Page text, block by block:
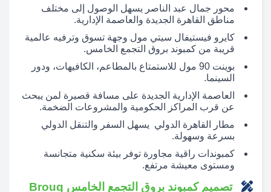
محور جمال عبد الناصر يسهل الوصول إلى مختلف
مناطق القاهرة الجديدة والعاصمة الإدارية.
كايرو فيستيفال سيتي مول وجهة تسوق وترفيه عالمية
قريبة من كمبوند بروق التجمع الخامس.
بوينت 90 مول للاستمتاع بالمطاعم، الكافيهات، ودور
السينما.
العاصمة الإدارية الجديدة على مسافة قصيرة لمن يبحث
عن قرب المراكز الحكومية والمشروعات الضخمة.
مطار القاهرة الدولي يسهل السفر والتنقل الدولي
بسرعة وسهولة.
كمبوندات راقية مجاورة توفر بيئة سكنية متجانسة
ومستوى معيشة مرتفع.
تصميم كمبوند بروق التجمع الخامس Brouq